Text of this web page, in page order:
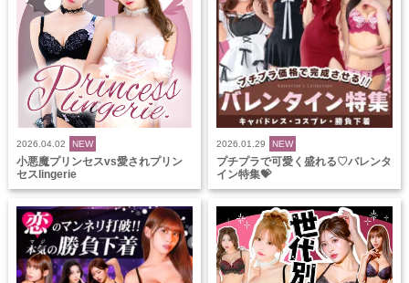
2026.04.02 NEW
小悪魔プリンセスvs愛されプリン
セスlingerie
2026.01.29 NEW
プチプラで可愛く盛れる♡バレンタ
イン特集💝